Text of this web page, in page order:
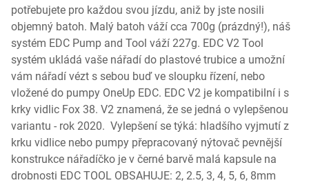
potřebujete pro každou svou jízdu, aniž by jste nosili
objemný batoh. Malý batoh váží cca 700g (prázdný!), náš
systém EDC Pump and Tool váží 227g. EDC V2 Tool
systém ukládá vaše nářadí do plastové trubice a umožní
vám nářadí vézt s sebou buď ve sloupku řízení, nebo
vložené do pumpy OneUp EDC. EDC V2 je kompatibilní i s
krky vidlic Fox 38. V2 znamená, že se jedná o vylepšenou
variantu - rok 2020. Vylepšení se týká: hladšího vyjmutí z
krku vidlice nebo pumpy přepracovaný nýtovač pevnější
konstrukce nářadíčko je v černé barvě malá kapsule na
drobnosti EDC TOOL OBSAHUJE: 2, 2.5, 3, 4, 5, 6, 8mm